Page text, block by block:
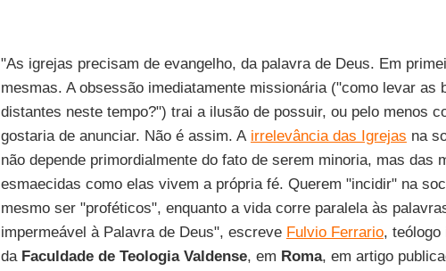
"As igrejas precisam de evangelho, da palavra de Deus. Em
mesmas. A obsessão imediatamente missionária ("como levar as
distantes neste tempo?") trai a ilusão de possuir, ou pelo menos
gostaria de anunciar. Não é assim. A irrelevância das Igrejas na
não depende primordialmente do fato de serem minoria, mas das
esmaecidas como elas vivem a própria fé. Querem "incidir" na
mesmo ser "proféticos", enquanto a vida corre paralela às
impermeável à Palavra de Deus", escreve Fulvio Ferrario, teólogo
da Faculdade de Teologia Valdense, em Roma, em artigo